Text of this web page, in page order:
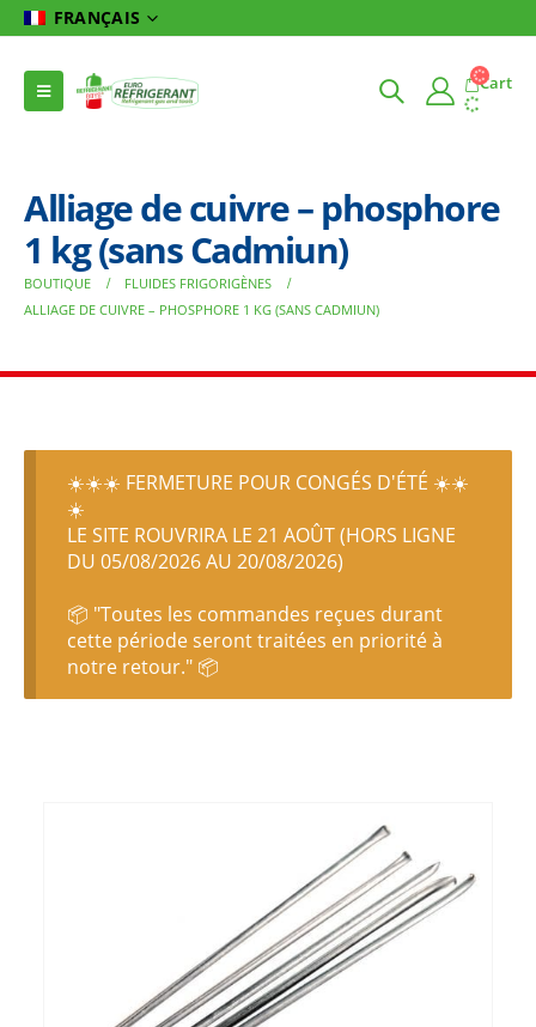
FRANÇAIS
Cart
Alliage de cuivre – phosphore
1 kg (sans Cadmiun)
BOUTIQUE
FLUIDES FRIGORIGÈNES
ALLIAGE DE CUIVRE – PHOSPHORE 1 KG (SANS CADMIUN)
☀️☀️☀️ FERMETURE POUR CONGÉS D'ÉTÉ ☀️☀️
☀️
LE SITE ROUVRIRA LE 21 AOÛT (HORS LIGNE
DU 05/08/2026 AU 20/08/2026)
📦 "Toutes les commandes reçues durant
cette période seront traitées en priorité à
notre retour." 📦